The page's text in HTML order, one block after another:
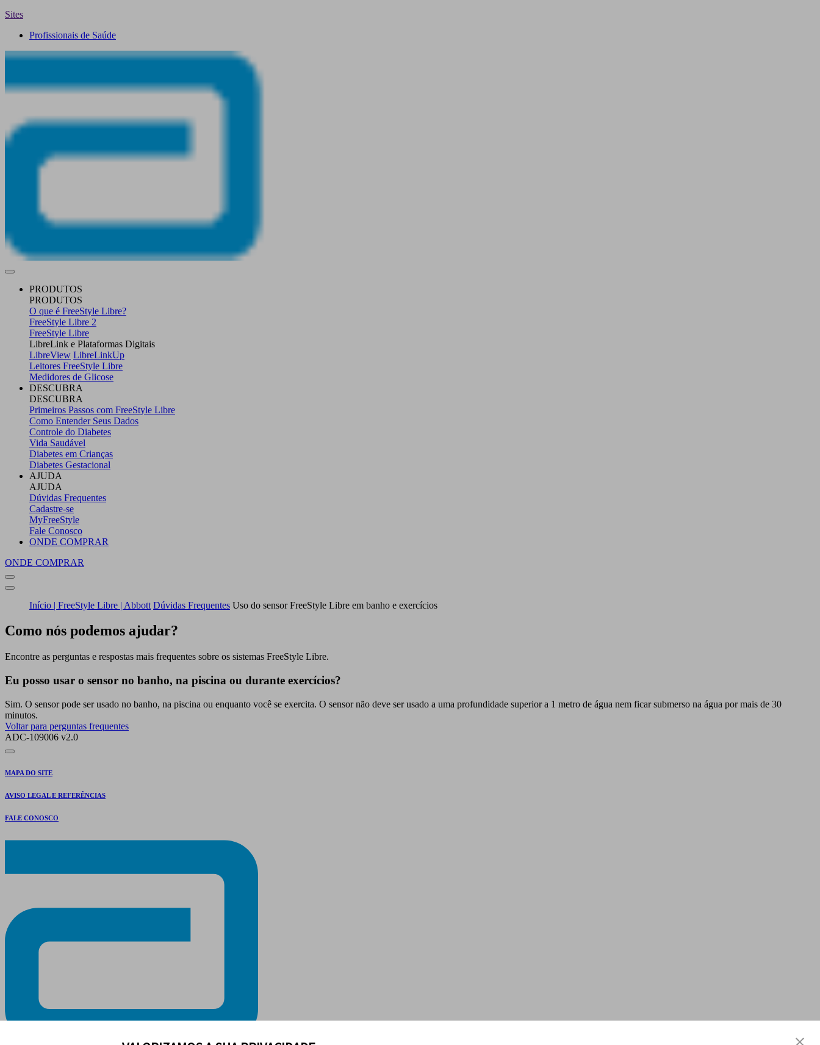
Sites
Profissionais de Saúde
PRODUTOS
PRODUTOS
O que é FreeStyle Libre?
FreeStyle Libre 2
FreeStyle Libre
LibreLink e Plataformas Digitais
LibreView LibreLinkUp
Leitores FreeStyle Libre
Medidores de Glicose
DESCUBRA
DESCUBRA
Primeiros Passos com FreeStyle Libre
Como Entender Seus Dados
Controle do Diabetes
Vida Saudável
Diabetes em Crianças
Diabetes Gestacional
AJUDA
AJUDA
Dúvidas Frequentes
Cadastre-se
MyFreeStyle
Fale Conosco
ONDE COMPRAR
ONDE COMPRAR
Início | FreeStyle Libre | Abbott Dúvidas Frequentes Uso do sensor FreeStyle Libre em banho e exercícios
Como nós podemos ajudar?
Encontre as perguntas e respostas mais frequentes sobre os sistemas FreeStyle Libre.
Eu posso usar o sensor no banho, na piscina ou durante exercícios?
Sim. O sensor pode ser usado no banho, na piscina ou enquanto você se exercita. O sensor não deve ser usado a uma profundidade superior a 1 metro de água nem ficar submerso na água por mais de 30
minutos.
Voltar para perguntas frequentes
ADC-109006 v2.0
MAPA DO SITE
AVISO LEGAL E REFERÊNCIAS
FALE CONOSCO